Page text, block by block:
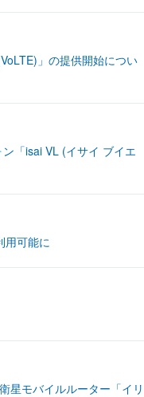
」の提供開始につい
「isai VL (イサイ ブイエ
用可能に
星モバイルルーター「イリ